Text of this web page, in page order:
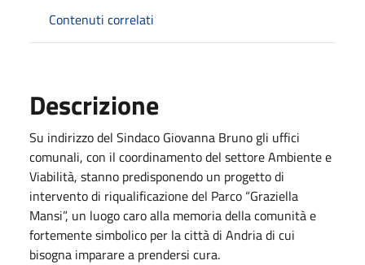
Contenuti correlati
Descrizione
Su indirizzo del Sindaco Giovanna Bruno gli uffici
comunali, con il coordinamento del settore Ambiente e
Viabilità, stanno predisponendo un progetto di
intervento di riqualificazione del Parco “Graziella
Mansi”, un luogo caro alla memoria della comunità e
fortemente simbolico per la città di Andria di cui
bisogna imparare a prendersi cura.